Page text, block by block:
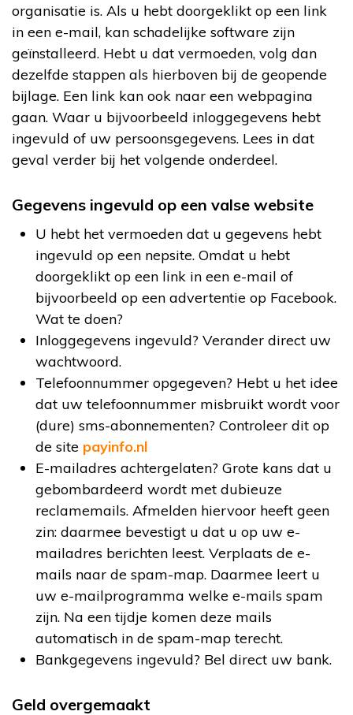
organisatie is. Als u hebt doorgeklikt op een link
in een e-mail, kan schadelijke software zijn
geïnstalleerd. Hebt u dat vermoeden, volg dan
dezelfde stappen als hierboven bij de geopende
bijlage. Een link kan ook naar een webpagina
gaan. Waar u bijvoorbeeld inloggegevens hebt
ingevuld of uw persoonsgegevens. Lees in dat
geval verder bij het volgende onderdeel.
Gegevens ingevuld op een valse website
U hebt het vermoeden dat u gegevens hebt
ingevuld op een nepsite. Omdat u hebt
doorgeklikt op een link in een e-mail of
bijvoorbeeld op een advertentie op Facebook.
Wat te doen?
Inloggegevens ingevuld? Verander direct uw
wachtwoord.
Telefoonnummer opgegeven? Hebt u het idee
dat uw telefoonnummer misbruikt wordt voor
(dure) sms-abonnementen? Controleer dit op
de site payinfo.nl
E-mailadres achtergelaten? Grote kans dat u
gebombardeerd wordt met dubieuze
reclamemails. Afmelden hiervoor heeft geen
zin: daarmee bevestigt u dat u op uw e-
mailadres berichten leest. Verplaats de e-
mails naar de spam-map. Daarmee leert u
uw e-mailprogramma welke e-mails spam
zijn. Na een tijdje komen deze mails
automatisch in de spam-map terecht.
Bankgegevens ingevuld? Bel direct uw bank.
Geld overgemaakt